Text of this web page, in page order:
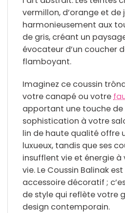
vermillon, d’orange et de
harmonieusement aux
de gris, créant un
évocateur d’un coucher
flamboyant.
Imaginez ce coussin
votre canapé ou votre
apportant une touche
sophistication à votre
lin de haute qualité offre
luxueux, tandis que ses
insufflent vie et énergie
vie. Le Coussin Balinak
accessoire décoratif ;
de style qui reflète votre
design contemporain.